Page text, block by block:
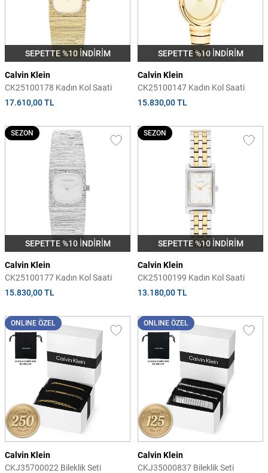
SEPETTE %10 İNDİRİM
Calvin Klein
CK25100178 Kadın Kol Saati
17.610,00 TL
SEPETTE %10 İNDİRİM
Calvin Klein
CK25100147 Kadın Kol Saati
15.830,00 TL
SEPETTE %10 İNDİRİM
SEZON
Calvin Klein
CK25100177 Kadın Kol Saati
15.830,00 TL
SEPETTE %10 İNDİRİM
SEZON
Calvin Klein
CK25100199 Kadın Kol Saati
13.180,00 TL
ONLINE ÖZEL
Calvin Klein
CKJ35700022 Bileklik Seti
ONLINE ÖZEL
Calvin Klein
CKJ35000837 Bileklik Seti